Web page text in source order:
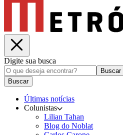
Digite sua busca
Buscar
Buscar
Últimas notícias
Colunistas
Lilian Tahan
Blog do Noblat